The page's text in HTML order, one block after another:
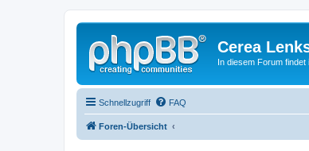
Cerea
In diesem Forum
Schnellzugriff FAQ
Foren-Übersicht